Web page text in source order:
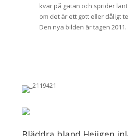
kvar på gatan och sprider
om det är ett gott eller dåligt
Den nya bilden är tagen 2011.